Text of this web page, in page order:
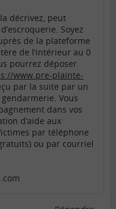
décrivez, peut
Soyez
de la plateforme
de l’intérieur au 0
pourrez déposer
www.pre-plainte-
par la suite par un
Vous
dans vos
d’aide aux
par téléphone
ou par courriel